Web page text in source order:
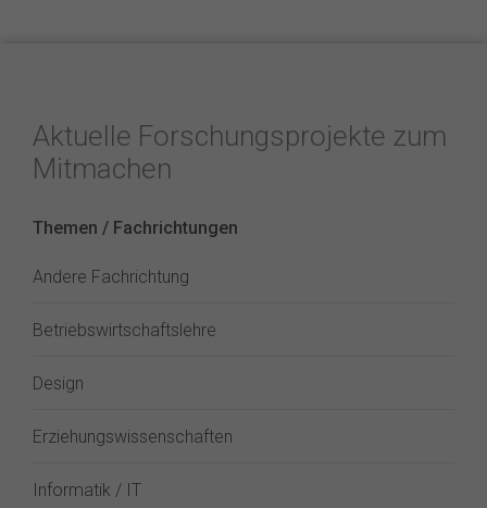
Aktuelle Forschungsprojekte zum
Mitmachen
Themen / Fachrichtungen
Andere Fachrichtung
Betriebswirtschaftslehre
Design
Erziehungswissenschaften
Informatik / IT